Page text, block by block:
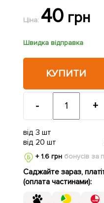
Ціна: 40 грн
Швидка відправка
КУПИТИ
- +
від 3 шт
від 20 шт
+ 1.6 грнбонусів за
Саджайте зараз,
(оплата частинами):